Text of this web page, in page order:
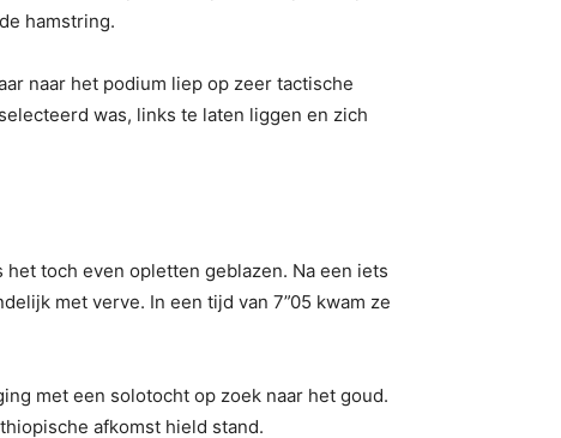
hamstring.
naar het podium liep op zeer tactische
was, links te laten liggen en zich
toch even opletten geblazen. Na een iets
met verve. In een tijd van 7”05 kwam ze
met een solotocht op zoek naar het goud.
afkomst hield stand.